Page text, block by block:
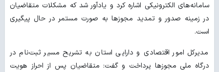
سامانه‌های الکترونیکی اشاره کرد و یادآور شد که مشکلات متقاضیان
در زمینه صدور و تمدید مجوزها به صورت مستمر در حال پیگیری
است.
مدیرکل امور اقتصادی و دارایی استان به تشریح مسیر ثبت‌نام در
درگاه ملی مجوزها پرداخت و گفت: متقاضیان پس از احراز هویت